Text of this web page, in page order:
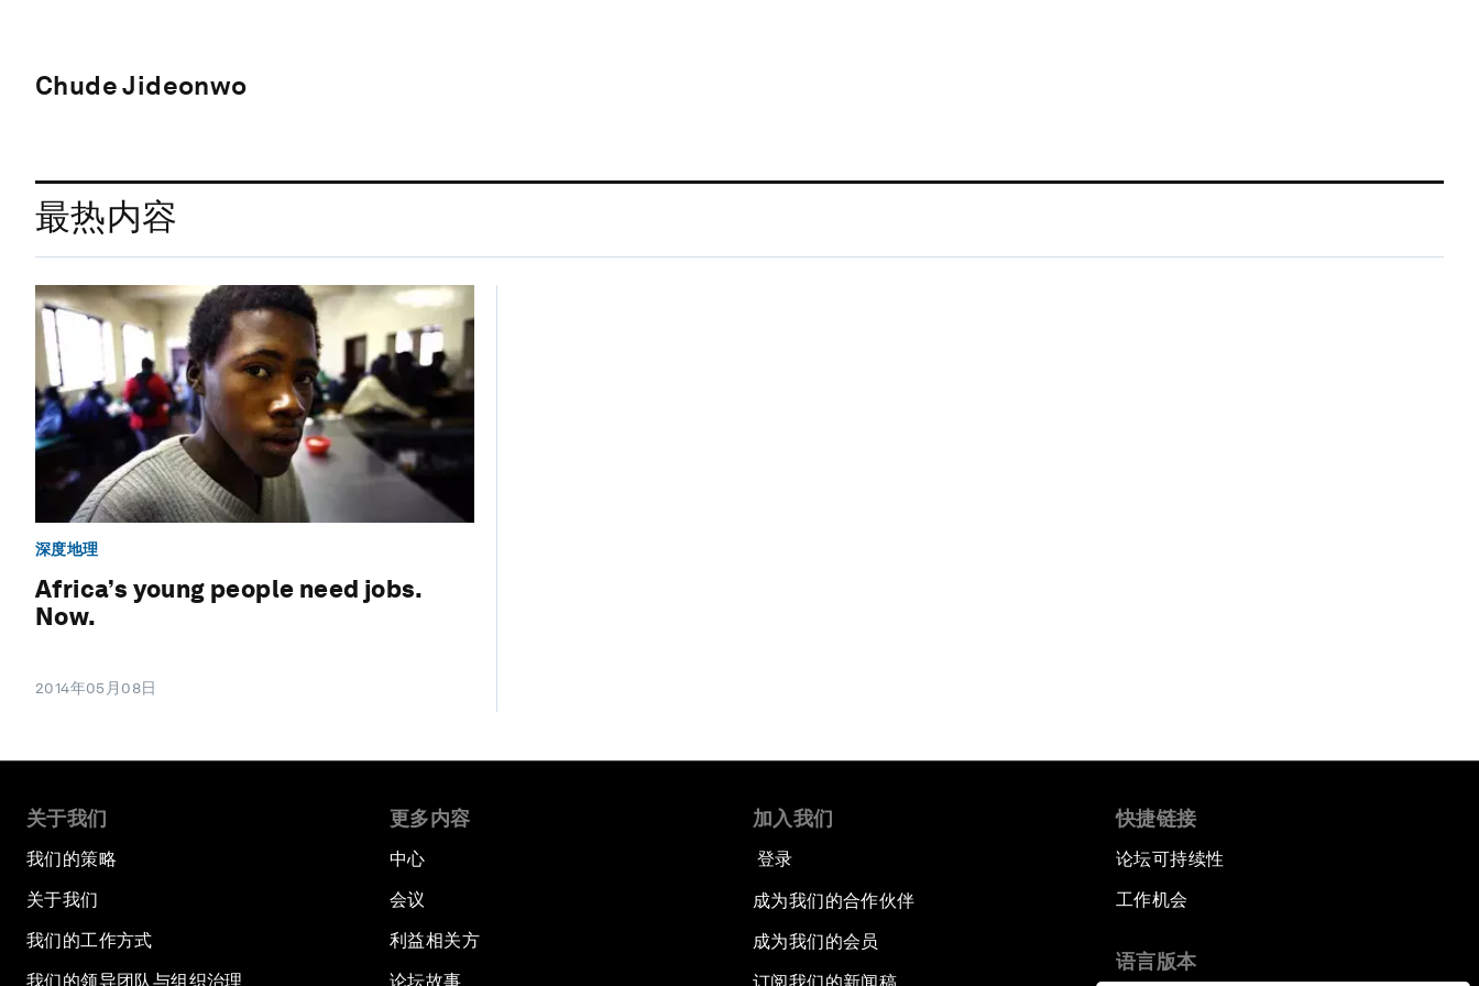
Chude Jideonwo
最热内容
深度地理
Africa’s young people need jobs.
Now.
2014年05月08日
关于我们
我们的策略
关于我们
我们的工作方式
我们的领导团队与组织治理
更多内容
中心
会议
利益相关方
论坛故事
加入我们
登录
成为我们的合作伙伴
成为我们的会员
快捷链接
论坛可持续性
工作机会
语言版本